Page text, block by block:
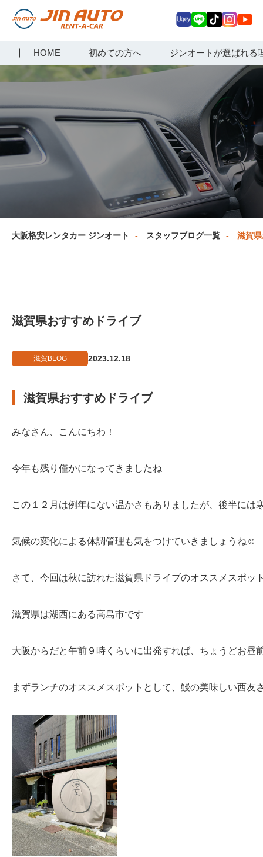
らジンオートレンタカー
HOME 初めての方へ ジンオートが選ばれる
ey E
Tokagr
am
uT
ub
大阪格安レンタカー ジンオート スタッフブログ一覧 滋賀
滋賀県おすすめドライブ
滋賀BLOG 2023.12.18
滋賀県おすすめドライブ
みなさん、こんにちわ！
今年も残り僅かになってきましたね
この１２月は例年にない温かさもありましたが、後半には
気候の変化による体調管理も気をつけていきましょうね☺️
さて、今回は秋に訪れた滋賀県ドライブのオススメスポッ
滋賀県は湖西にある高島市です
大阪からだと午前９時くらいに出発すれば、ちょうどお昼
まずランチのオススメスポットとして、鰻の美味しい西友